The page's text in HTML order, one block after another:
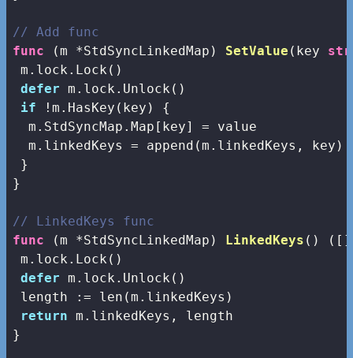
// Add func
func
(m *StdSyncLinkedMap) SetValue (key
m.lock.Lock()
defer m.lock.Unlock()
if !m.HasKey(key) {
  m.StdSyncMap.Map[key] = value
  m.linkedKeys =
append (m.linkedKeys, key)
}
}
// LinkedKeys func
func
(m *StdSyncLinkedMap) LinkedKeys () ([]
m.lock.Lock()
defer m.lock.Unlock()
length := len (m.linkedKeys)
return m.linkedKeys, length
}